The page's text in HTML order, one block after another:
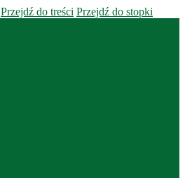
Przejdź do treści Przejdź do stopki